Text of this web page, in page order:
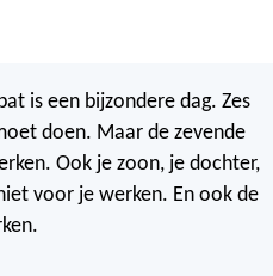
is een bijzondere dag. Zes
doen. Maar de zevende
Ook je zoon, je dochter,
voor je werken. En ook de